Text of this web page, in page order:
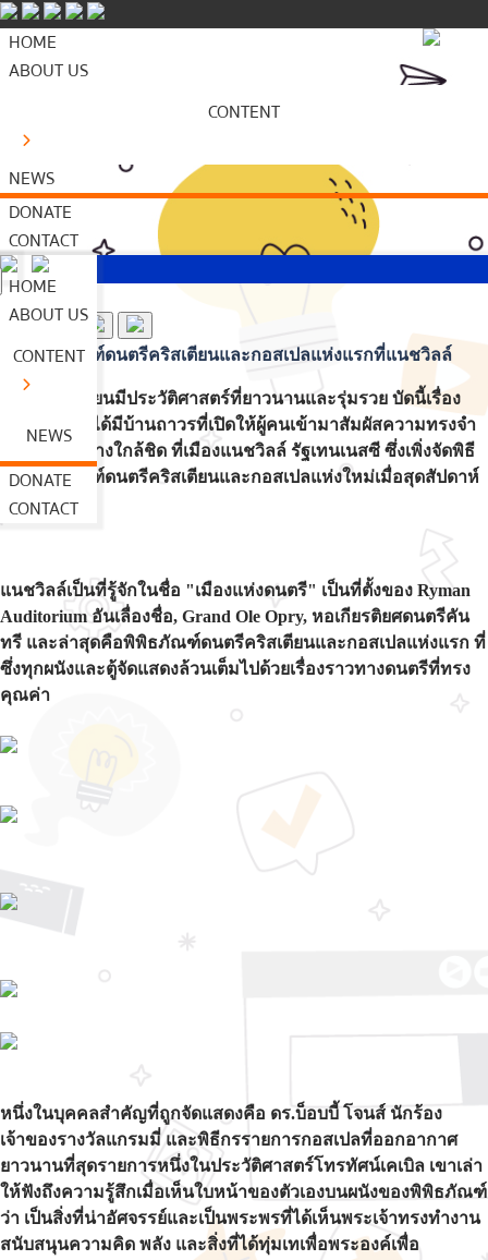
HOME
ABOUT US
CONTENT
NEWS
DONATE
CONTACT
HOME
ABOUT US
CONTENT
NEWS
DONATE
CONTACT
เปิดพิพิธภัณฑ์ดนตรีคริสเตียนและกอสเปลแห่งแรกที่แนชวิลล์
ดนตรีคริสเตียนมีประวัติศาสตร์ที่ยาวนานและรุ่มรวย บัดนี้เรื่อง
ราวเหล่านั้นได้มีบ้านถาวรที่เปิดให้ผู้คนเข้ามาสัมผัสความทรงจำ
ทางดนตรีอย่างใกล้ชิด ที่เมืองแนชวิลล์ รัฐเทนเนสซี ซึ่งเพิ่งจัดพิธี
เปิดพิพิธภัณฑ์ดนตรีคริสเตียนและกอสเปลแห่งใหม่เมื่อสุดสัปดาห์
ที่ผ่านมา
แนชวิลล์เป็นที่รู้จักในชื่อ "เมืองแห่งดนตรี" เป็นที่ตั้งของ Ryman
Auditorium อันเลื่องชื่อ, Grand Ole Opry, หอเกียรติยศดนตรีคัน
ทรี และล่าสุดคือพิพิธภัณฑ์ดนตรีคริสเตียนและกอสเปลแห่งแรก ที่
ซึ่งทุกผนังและตู้จัดแสดงล้วนเต็มไปด้วยเรื่องราวทางดนตรีที่ทรง
คุณค่า
หนึ่งในบุคคลสำคัญที่ถูกจัดแสดงคือ ดร.บ็อบบี้ โจนส์ นักร้อง
เจ้าของรางวัลแกรมมี่ และพิธีกรรายการกอสเปลที่ออกอากาศ
ยาวนานที่สุดรายการหนึ่งในประวัติศาสตร์โทรทัศน์เคเบิล เขาเล่า
ให้ฟังถึงความรู้สึกเมื่อเห็นใบหน้าของตัวเองบนผนังของพิพิธภัณฑ์
ว่า เป็นสิ่งที่น่าอัศจรรย์และเป็นพระพรที่ได้เห็นพระเจ้าทรงทำงาน
สนับสนุนความคิด พลัง และสิ่งที่ได้ทุ่มเทเพื่อพระองค์เพื่อ